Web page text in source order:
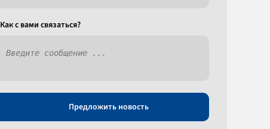
Как c вами связаться?
Предложить новость